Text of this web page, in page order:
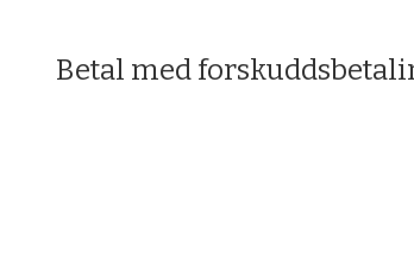
Betal med